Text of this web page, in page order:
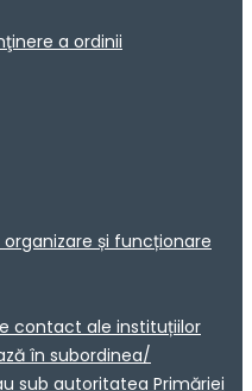
a ordinii
și funcționare
contact ale instituțiilor
în subordinea/
sub autoritatea Primăriei